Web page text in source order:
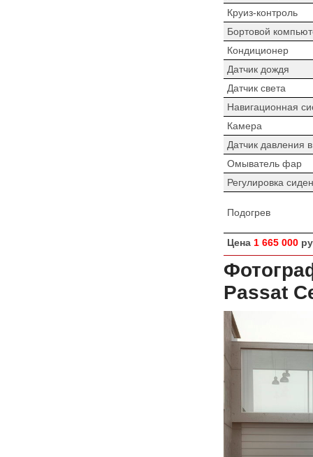
Круиз-контроль
Бортовой
Кондиционер
Датчик дождя
Датчик света
Навигационная
Камера
Датчик давления
Омыватель фар
Регулировка
Подогрев
Цена 1 665 000
Passat